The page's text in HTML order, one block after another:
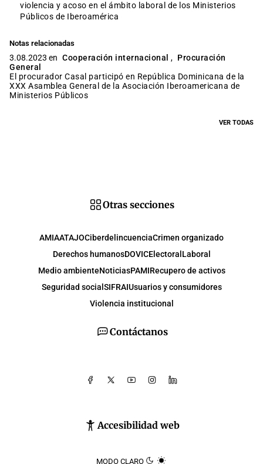
violencia y acoso en el ámbito laboral de los Ministerios
Públicos de Iberoamérica
Notas relacionadas
3.08.2023 en Cooperación internacional , Procuración
General
El procurador Casal participó en República Dominicana de la
XXX Asamblea General de la Asociación Iberoamericana de
Ministerios Públicos
VER TODAS
Contáctanos
Accesibilidad web
MODO CLARO
Otras secciones
AMIAATAJOCiberdelincuenciaCrimen organizado
Derechos humanosDOVICElectoral Laboral
Medio ambienteNoticiasPAMIRecupero de activos
Seguridad social SIFRAIUsuarios y consumidores
Violencia institucional